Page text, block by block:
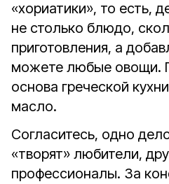
«хориатики», то есть,
не столько блюдо,
приготовления, а
можете любые овощи.
основа греческой
масло.
Согласитесь, одно
«творят» любители,
профессионалы. За